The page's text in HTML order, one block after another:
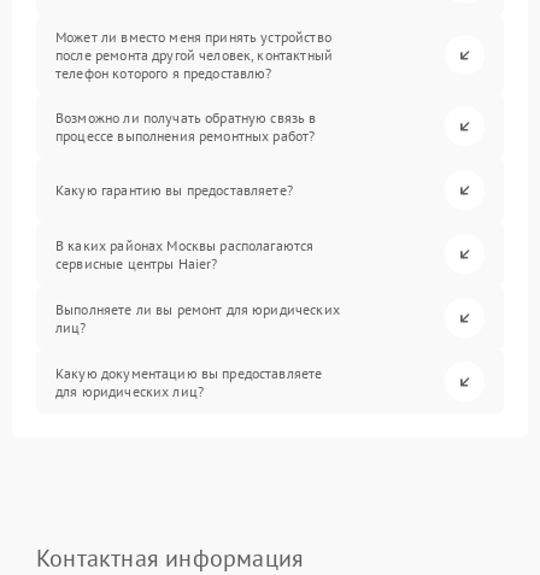
Может ли вместо меня принять устройство
после ремонта другой человек, контактный
телефон которого я предоставлю?
Возможно ли получать обратную связь в
процессе выполнения ремонтных работ?
Какую гарантию вы предоставляете?
В каких районах Москвы располагаются
сервисные центры Haier?
Выполняете ли вы ремонт для юридических
лиц?
Какую документацию вы предоставляете
для юридических лиц?
Контактная информация